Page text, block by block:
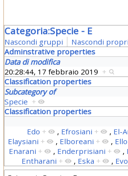
Categoria:Specie - E
Nascondi gruppi
Nascondi
Adminstrative properties
Data di modifica
20:28:44, 17 febbraio 2019 +
Classification properties
Subcategory of
Specie +
Classification properties
Edo + , Efrosiani + , El-
Elaysiani + , Elboreani + ,
Enarani + , Enderprisiani + ,
Entharani + , Eska + ,